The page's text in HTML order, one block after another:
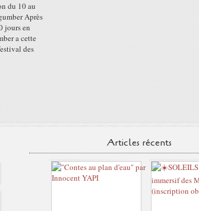
du 10 au
Après
jours en
a cette
des
Articles récents